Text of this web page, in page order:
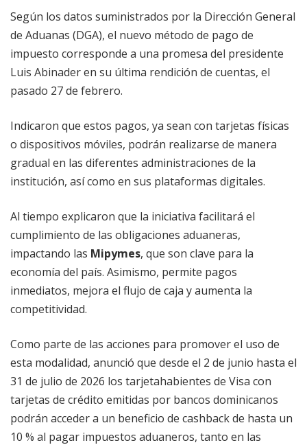
Según los datos suministrados por la Dirección General
de Aduanas (DGA), el nuevo método de pago de
impuesto corresponde a una promesa del presidente
Luis Abinader en su última rendición de cuentas, el
pasado 27 de febrero.
Indicaron que estos pagos, ya sean con tarjetas físicas
o dispositivos móviles, podrán realizarse de manera
gradual en las diferentes administraciones de la
institución, así como en sus plataformas digitales.
Al tiempo explicaron que la iniciativa facilitará el
cumplimiento de las obligaciones aduaneras,
impactando las Mipymes, que son clave para la
economía del país. Asimismo, permite pagos
inmediatos, mejora el flujo de caja y aumenta la
competitividad.
Como parte de las acciones para promover el uso de
esta modalidad, anunció que desde el 2 de junio hasta el
31 de julio de 2026 los tarjetahabientes de Visa con
tarjetas de crédito emitidas por bancos dominicanos
podrán acceder a un beneficio de cashback de hasta un
10 % al pagar impuestos aduaneros, tanto en las